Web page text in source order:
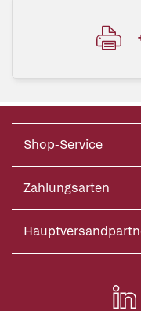
Shop-Service
Zahlungsarten